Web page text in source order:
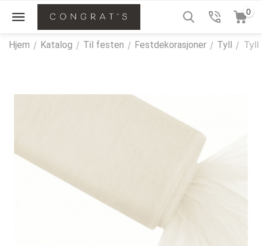
0
Hjem / Katalog / Til festen / Festdekorasjoner / Tyll /